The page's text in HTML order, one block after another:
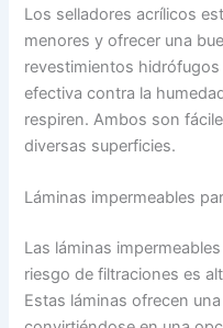
Los selladores acrílicos
menores y ofrecer una
revestimientos
efectiva contra la
respiren. Ambos son
diversas superficies.
Láminas impermeables
Las láminas
riesgo de filtraciones es
Estas láminas ofrecen